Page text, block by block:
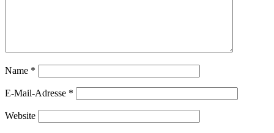
Name *
E-Mail-Adresse *
Website